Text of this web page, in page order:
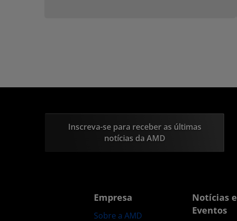
Inscreva-se para receber as últimas
notícias da AMD
Empresa
Sobre a AMD
Notícias e
Eventos